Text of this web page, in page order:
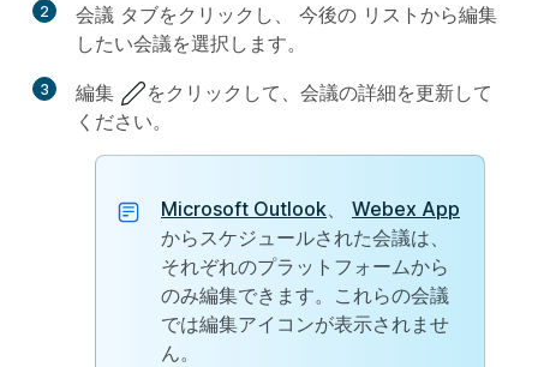
2 会議 タブをクリックし、 今後の リストから編集
したい会議を選択します。
3 編集
をクリックして、会議の詳細を更新して
ください。
Microsoft Outlook、 Webex App
からスケジュールされた会議は、
それぞれのプラットフォームから
のみ編集できます。これらの会議
では編集アイコンが表示されませ
ん。